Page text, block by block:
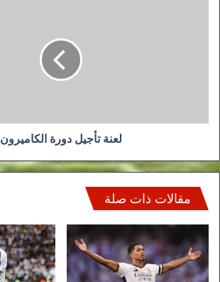
لعنة تأجيل دورة الكاميرون
مقالات ذات صلة